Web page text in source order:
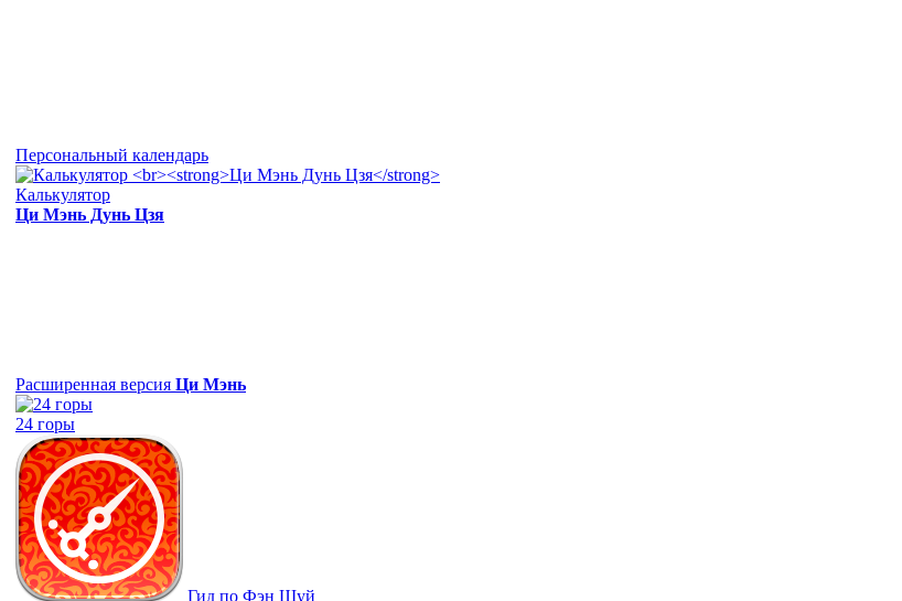
Персональный календарь
Калькулятор
Ци Мэнь Дунь Цзя
Расширенная версия Ци Мэнь
24 горы
Гид по Фэн Шуй